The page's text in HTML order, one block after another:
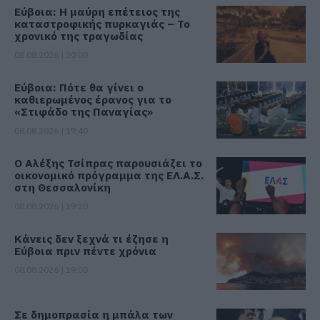
Εύβοια: Η μαύρη επέτειος της
καταστροφικής πυρκαγιάς – Το
χρονικό της τραγωδίας
Εύβοια: Πότε θα γίνει ο
καθιερωμένος έρανος για το
«Στιφάδο της Παναγίας»
Ο Αλέξης Τσίπρας παρουσιάζει το
οικονομικό πρόγραμμα της ΕΛ.Α.Σ.
στη Θεσσαλονίκη
Κάνεις δεν ξεχνά τι έζησε η
Εύβοια πριν πέντε χρόνια
Σε δημοπρασία η μπάλα των